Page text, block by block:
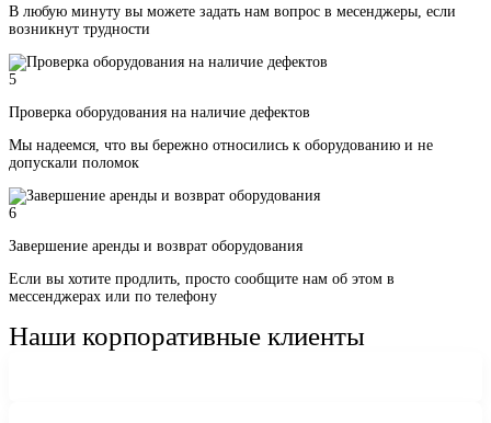
В любую минуту вы можете задать нам вопрос в месенджеры, если
возникнут трудности
5
Проверка оборудования на наличие дефектов
Мы надеемся, что вы бережно относились к оборудованию и не
допускали поломок
6
Завершение аренды и возврат оборудования
Если вы хотите продлить, просто сообщите нам об этом в
мессенджерах или по телефону
Наши корпоративные клиенты